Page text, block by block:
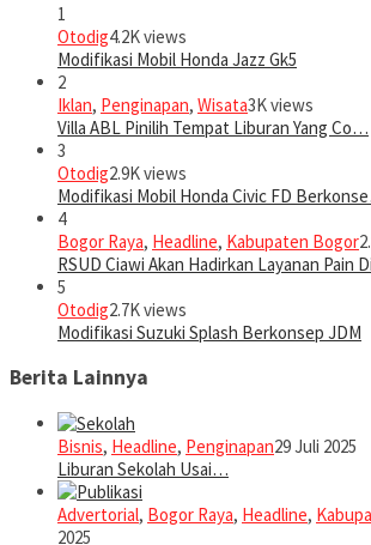
1
Otodig4.2K views
Modifikasi Mobil Honda Jazz Gk5
2
Iklan, Penginapan, Wisata3K views
Villa ABL Pinilih Tempat Liburan Yang Co…
3
Otodig2.9K views
Modifikasi Mobil Honda Civic FD
4
Bogor Raya, Headline, Kabupaten Bogor
RSUD Ciawi Akan Hadirkan Layanan Pain
5
Otodig2.7K views
Modifikasi Suzuki Splash Berkonsep JDM
Berita Lainnya
Bisnis, Headline, Penginapan29 Juli 2025
Liburan Sekolah Usai…
Advertorial, Bogor Raya, Headline,
2025